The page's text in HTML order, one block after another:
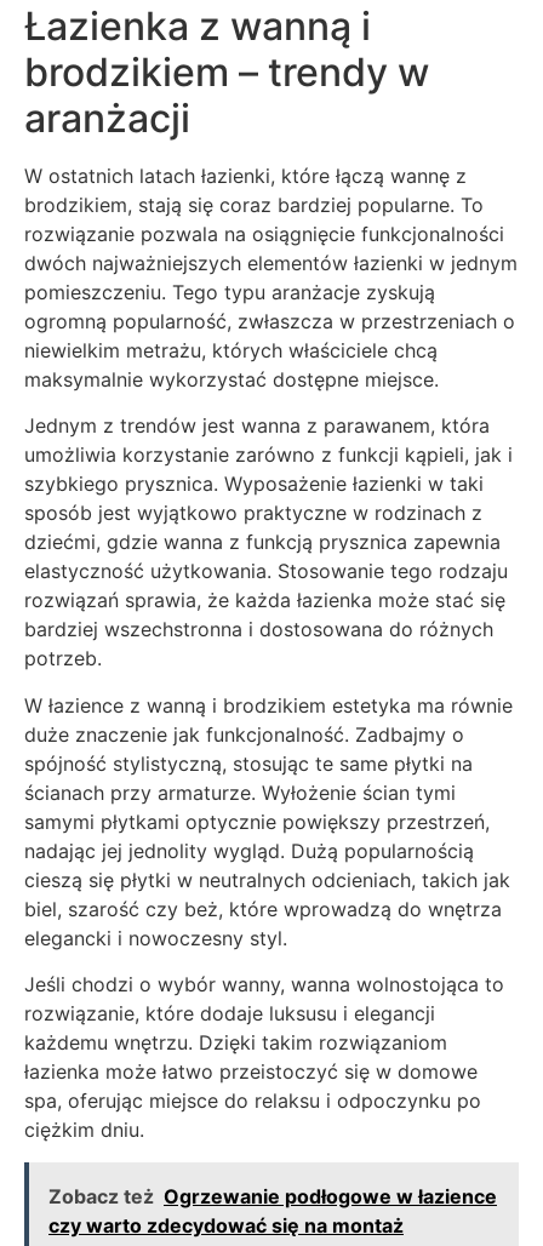
Łazienka z wanną i
brodzikiem – trendy w
aranżacji
W ostatnich latach łazienki, które łączą wannę z
brodzikiem, stają się coraz bardziej popularne. To
rozwiązanie pozwala na osiągnięcie funkcjonalności
dwóch najważniejszych elementów łazienki w jednym
pomieszczeniu. Tego typu aranżacje zyskują
ogromną popularność, zwłaszcza w przestrzeniach o
niewielkim metrażu, których właściciele chcą
maksymalnie wykorzystać dostępne miejsce.
Jednym z trendów jest wanna z parawanem, która
umożliwia korzystanie zarówno z funkcji kąpieli, jak i
szybkiego prysznica. Wyposażenie łazienki w taki
sposób jest wyjątkowo praktyczne w rodzinach z
dziećmi, gdzie wanna z funkcją prysznica zapewnia
elastyczność użytkowania. Stosowanie tego rodzaju
rozwiązań sprawia, że każda łazienka może stać się
bardziej wszechstronna i dostosowana do różnych
potrzeb.
W łazience z wanną i brodzikiem estetyka ma równie
duże znaczenie jak funkcjonalność. Zadbajmy o
spójność stylistyczną, stosując te same płytki na
ścianach przy armaturze. Wyłożenie ścian tymi
samymi płytkami optycznie powiększy przestrzeń,
nadając jej jednolity wygląd. Dużą popularnością
cieszą się płytki w neutralnych odcieniach, takich jak
biel, szarość czy beż, które wprowadzą do wnętrza
elegancki i nowoczesny styl.
Jeśli chodzi o wybór wanny, wanna wolnostojąca to
rozwiązanie, które dodaje luksusu i elegancji
każdemu wnętrzu. Dzięki takim rozwiązaniom
łazienka może łatwo przeistoczyć się w domowe
spa, oferując miejsce do relaksu i odpoczynku po
ciężkim dniu.
Zobacz też Ogrzewanie podłogowe w łazience
czy warto zdecydować się na montaż